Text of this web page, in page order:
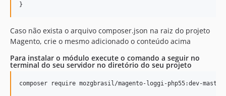
Caso não exista o arquivo composer.json na raiz do projeto
Magento, crie o mesmo adicionado o conteúdo acima
Para instalar o módulo execute o comando a seguir no
terminal do seu servidor no diretório do seu projeto